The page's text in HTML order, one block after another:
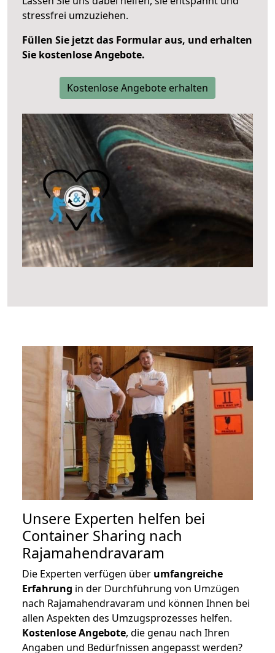
stressfrei umzuziehen.
Füllen Sie jetzt das Formular aus, und erhalten
Sie kostenlose Angebote.
Kostenlose Angebote erhalten
Unsere Experten helfen bei
Container Sharing nach
Rajamahendravaram
Die Experten verfügen über umfangreiche
Erfahrung in der Durchführung von Umzügen
nach Rajamahendravaram und können Ihnen bei
allen Aspekten des Umzugsprozesses helfen.
Kostenlose Angebote, die genau nach Ihren
Angaben und Bedürfnissen angepasst werden?